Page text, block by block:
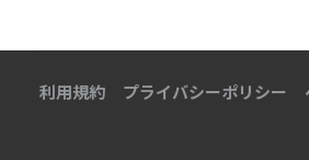
利用規約 プライバシーポリシー